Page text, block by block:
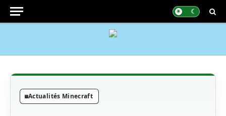
Actualités Minecraft